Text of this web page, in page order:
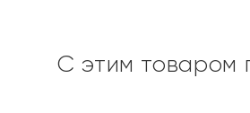
С этим товаром